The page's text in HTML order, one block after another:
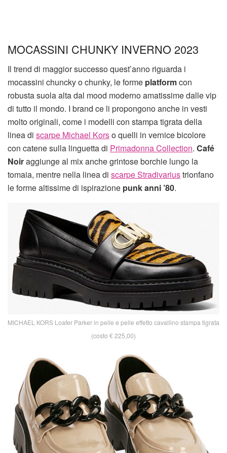
MOCASSINI CHUNKY INVERNO 2023
Il trend di maggior successo quest’anno riguarda i
mocassini chuncky o chunky, le forme platformcon
robusta suola alta dal mood moderno amatissime dalle vip
di tutto il mondo. I brand ce li propongono anche in vesti
molto originali, come i modelli con stampa tigrata della
linea di scarpe Michael Korso quelli in vernice bicolore
con catene sulla linguetta di Primadonna Collection. Café
Noiraggiunge al mix anche grintose borchie lungo la
tomaia, mentre nella linea di scarpe Stradivariustrionfano
le forme altissime di ispirazione punk anni ’80.
MICHAEL KORS Loafer Parker in pelle e pelle effetto cavallino stampa tigrata
(costo € 225,00)